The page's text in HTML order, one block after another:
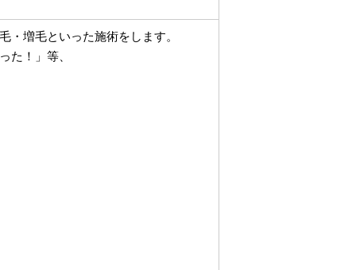
・増毛といった施術をします。
た！」等、